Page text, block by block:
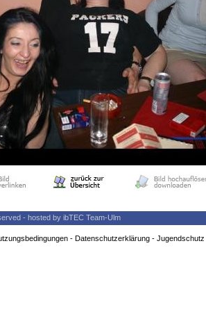
- hosted by ibTEC Team-Ulm
- Datenschutzerklärung- Jugendschutz